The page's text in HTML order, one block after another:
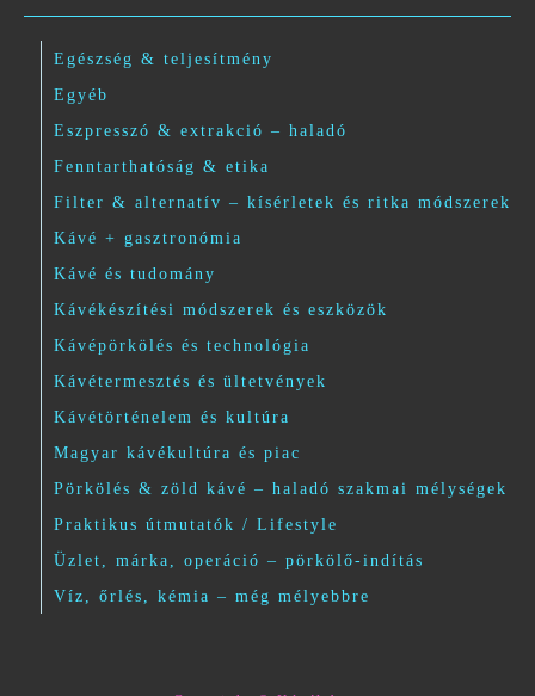
Egészség & teljesítmény
Egyéb
Eszpresszó & extrakció – haladó
Fenntarthatóság & etika
Filter & alternatív – kísérletek és ritka módszerek
Kávé + gasztronómia
Kávé és tudomány
Kávékészítési módszerek és eszközök
Kávépörkölés és technológia
Kávétermesztés és ültetvények
Kávétörténelem és kultúra
Magyar kávékultúra és piac
Pörkölés & zöld kávé – haladó szakmai mélységek
Praktikus útmutatók / Lifestyle
Üzlet, márka, operáció – pörkölő-indítás
Víz, őrlés, kémia – még mélyebbre